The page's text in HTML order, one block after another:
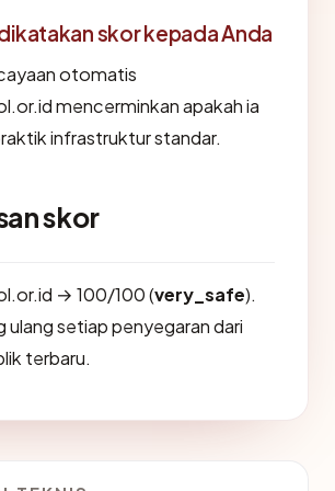
skor kepada Anda
otomatis
mencerminkan apakah ia
infrastruktur standar.
skor
→ 100/100 (very_safe).
ulang setiap penyegaran dari
terbaru.